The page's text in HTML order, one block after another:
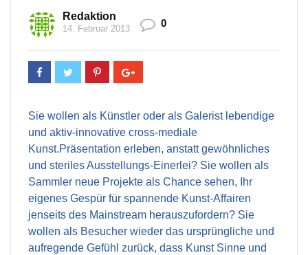
Redaktion
14. Februar 2013 0
Sie wollen als Künstler oder als Galerist lebendige
und aktiv-innovative cross-mediale
Kunst.Präsentation erleben, anstatt gewöhnliches
und steriles Ausstellungs-Einerlei? Sie wollen als
Sammler neue Projekte als Chance sehen, Ihr
eigenes Gespür für spannende Kunst-Affairen
jenseits des Mainstream herauszufordern? Sie
wollen als Besucher wieder das ursprüngliche und
aufregende Gefühl zurück, dass Kunst Sinne und